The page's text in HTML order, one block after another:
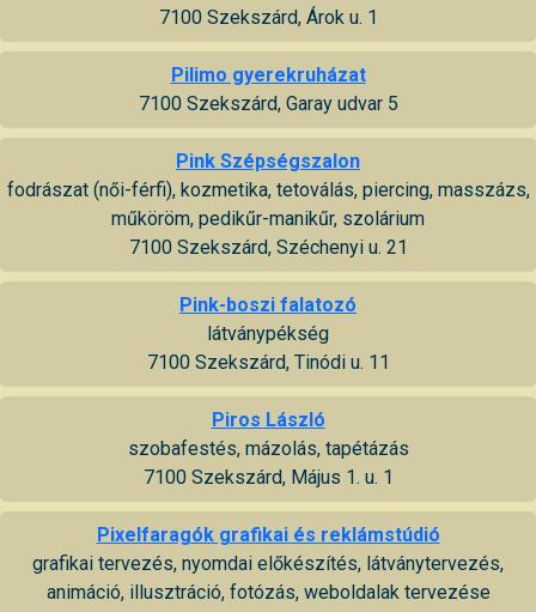
7100 Szekszárd, Árok u. 1
Pilimo gyerekruházat
7100 Szekszárd, Garay udvar 5
Pink Szépségszalon
fodrászat (női-férfi), kozmetika, tetoválás, piercing, masszázs,
műköröm, pedikűr-manikűr, szolárium
7100 Szekszárd, Széchenyi u. 21
Pink-boszi falatozó
látványpékség
7100 Szekszárd, Tinódi u. 11
Piros László
szobafestés, mázolás, tapétázás
7100 Szekszárd, Május 1. u. 1
Pixelfaragók grafikai és reklámstúdió
grafikai tervezés, nyomdai előkészítés, látványtervezés,
animáció, illusztráció, fotózás, weboldalak tervezése